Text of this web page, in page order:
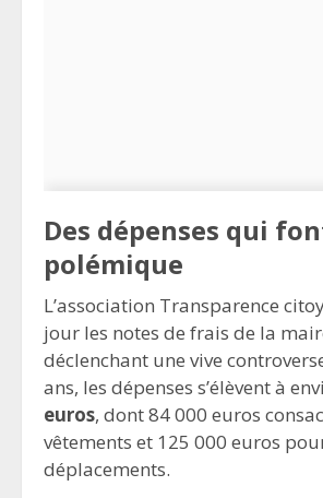
Des dépenses qui
polémique
L’association Transparence
jour les notes de frais de la
déclenchant une vive
ans, les dépenses s’élèvent à
euros, dont 84 000 euros
vêtements et 125 000 euros
déplacements.